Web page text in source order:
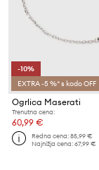
-10%
EXTRA -5 %* s kodo OFF
Ogrlica Maserati
Trenutna cena:
60,99 €
Redna cena:85,99 €
Najnižja cena:67,99 €